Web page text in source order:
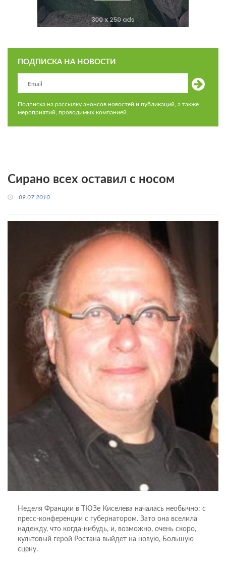
ПОДПИСКА НА НОВОСТИ
Подписка на рассылку анонсов новостей и публикаций, а также
мероприятий, проводимых компанией.
Сирано всех оставил с носом
09.07.2010
Неделя Франции в ТЮЗе Киселева началась необычно: с
пресс-конференции с губернатором. Зато она вселила
надежду, что когда-нибудь, и, возможно, очень скоро,
культовый герой Ростана выйдет на новую, Большую
сцену.